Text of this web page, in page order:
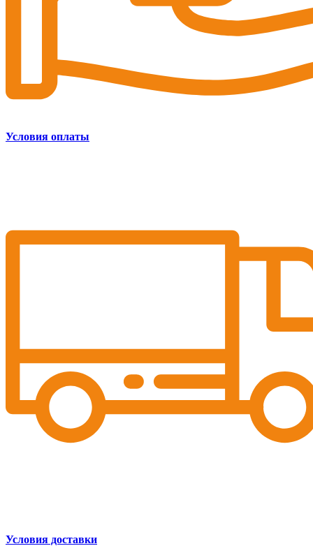
Условия оплаты
Условия доставки